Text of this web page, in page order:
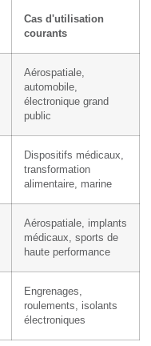
Cas d'utilisation
courants
Aérospatiale,
automobile,
électronique grand
public
Dispositifs médicaux,
transformation
alimentaire, marine
Aérospatiale, implants
médicaux, sports de
haute performance
Engrenages,
roulements, isolants
électroniques